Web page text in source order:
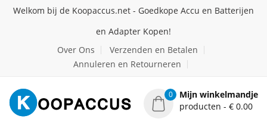
Welkom bij de Koopaccus.net - Goedkope Accu en Batterijen
en Adapter Kopen!
Over Ons
Verzenden en Betalen
Annuleren en Retourneren
0
Mijn winkelmandje
producten - € 0.00